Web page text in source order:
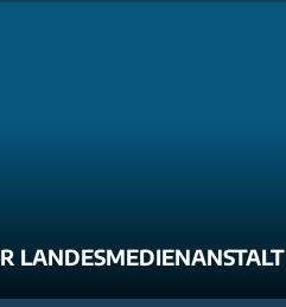
LANDESMEDIENANSTALT